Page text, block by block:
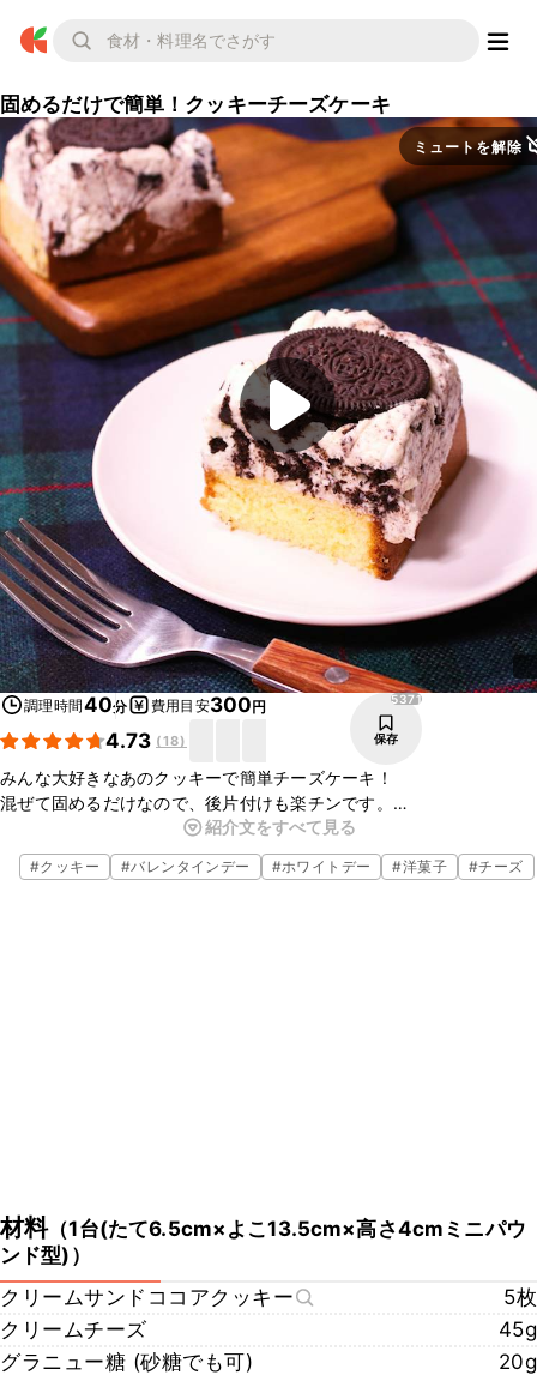
固めるだけで簡単！クッキーチーズケーキ
ミュートを解除
調理時間40分 費用目安300円
4.73 (18)
5371
保存
みんな大好きなあのクッキーで簡単チーズケーキ！
混ぜて固めるだけなので、後片付けも楽チンです。
簡単おやつでおうちカフェしませんか？
お子様のおやつや、ホームパーティにも！
ぜひ作ってみてはいかがでしょうか。
紹介文をすべて見る
#クッキー #バレンタインデー #ホワイトデー #洋菓子 #チーズ
材料（1台(たて6.5cm×よこ13.5cm×高さ4cmミニパウ
ンド型) ）
クリームサンドココアクッキー
5枚
クリームチーズ
45g
グラニュー糖 (砂糖でも可)
20g